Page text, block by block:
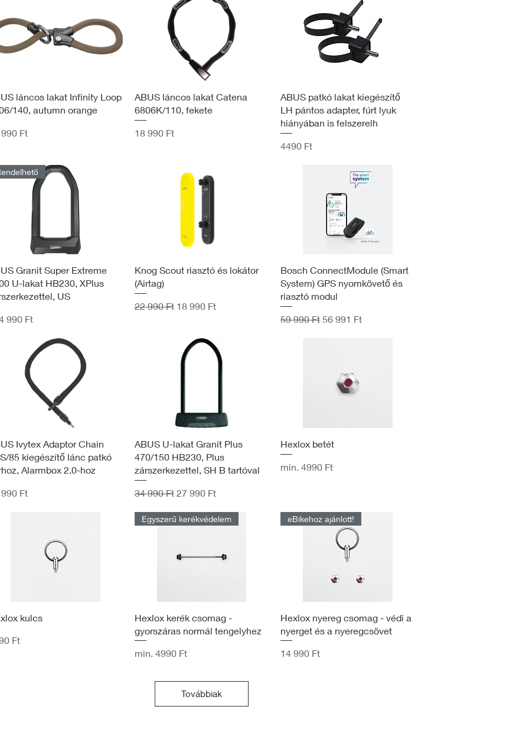
láncos lakat Infinity Loop
140, autumn orange
Ft
ABUS láncos lakat Catena
6806K/110, fekete
Ár
18 990 Ft
ABUS patkó lakat kiegészítő
LH pántos adapter, fúrt lyuk
hiányában is felszerelh
Ár
4490 Ft
Granit Super Extreme
U-lakat HB230, XPlus
US
990 Ft
Knog Scout riasztó és lokátor
(Airtag)
Szokásos ár
22 990 Ft Akciós ár
18 990 Ft
Bosch ConnectModule (Smart
System) GPS nyomkövető és
riasztó modul
Szokásos ár
59 990 FtAkciós ár
56 991 Ft
Ivytex Adaptor Chain
85 kiegészítő lánc patkó
Alarmbox 2.0-hoz
Ft
ABUS U-lakat Granit Plus
470/150 HB230, Plus
zárszerkezettel, SH B tartóval
Szokásos ár
34 990 Ft Akciós ár
27 990 Ft
Hexlox betét
min.4990 Ft
Akciós ár
kulcs
Ft
Egyszerű kerékvédelem
Hexlox kerék csomag -
gyorszáras normál tengelyhez
min. 4990 Ft
Akciós ár
eBikehoz ajánlott!
Hexlox nyereg csomag - védi a
nyerget és a nyeregcsövet
Ár
14 990 Ft
Továbbiak